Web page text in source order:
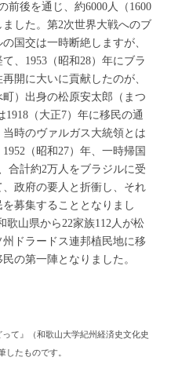
前後を通じ、約6000人（1600
した。第2次世界大戦へのブ
国交は一時断絶しますが、
、1953（昭和28）年にブラ
開に大いに貢献したのが、
）出身の松原安太郎（まつ
（大正7）年に移民の通
時のヴァルガス大統領とは
（昭和27）年、一時帰国
合計約2万人をブラジルに受
政府の要人と折衝し、それ
募集することとなりまし
歌山県から22家族112人が松
ドラードス連邦植民地に移
の第一陣となりました。
て』（和歌山大学紀州経済史文化史
したものです。